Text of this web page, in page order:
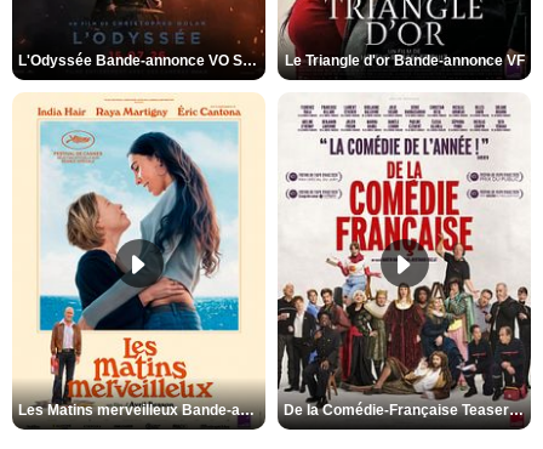
L'Odyssée Bande-annonce VO STFR Le Triangle d'or Bande-annonce VF
Les Matins merveilleux Bande-annonce VF De la Comédie-Française Teaser VF